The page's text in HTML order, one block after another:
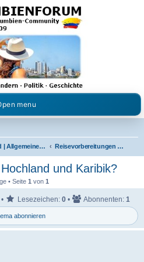
und Visum in Kolumbien und Venezuela.
im Kolumbienforum
menu
Festland | Allgemeine Fragen Reisevorbereitungen & Reiseerfahrungen
und Karibik?
• Seite 1 von 1
abonnieren
• Lesezeichen: 0 • Abonnenten: 1